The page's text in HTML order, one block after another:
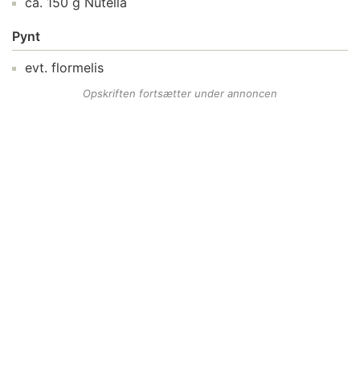
Pynt
evt. flormelis
Opskriften fortsætter under annoncen